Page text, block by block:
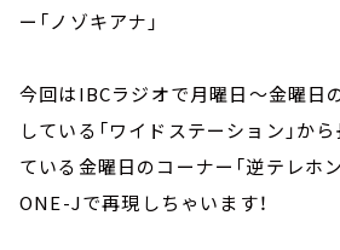
ー「ノゾキアナ」
今回はIBCラジオで月曜日～金曜日
している「ワイドステーション」か
ている金曜日のコーナー「逆テレホ
ONE-Jで再現しちゃいます！